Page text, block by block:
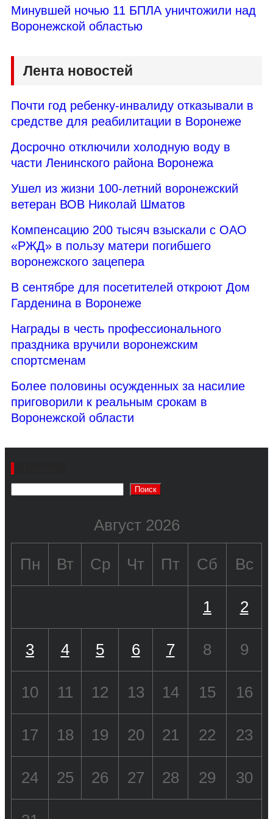
Минувшей ночью 11 БПЛА уничтожили над
Воронежской областью
Лента новостей
Почти год ребенку-инвалиду отказывали в
средстве для реабилитации в Воронеже
Досрочно отключили холодную воду в
части Ленинского района Воронежа
Ушел из жизни 100-летний воронежский
ветеран ВОВ Николай Шматов
Компенсацию 200 тысяч взыскали с ОАО
«РЖД» в пользу матери погибшего
воронежского зацепера
В сентябре для посетителей откроют Дом
Гарденина в Воронеже
Награды в честь профессионального
праздника вручили воронежским
спортсменам
Более половины осужденных за насилие
приговорили к реальным срокам в
Воронежской области
Поиск
Август 2026
Пн Вт Ср Чт Пт Сб Вс
1 2
3 4 5 6 7 8 9
10 11 12 13 14 15 16
17 18 19 20 21 22 23
24 25 26 27 28 29 30